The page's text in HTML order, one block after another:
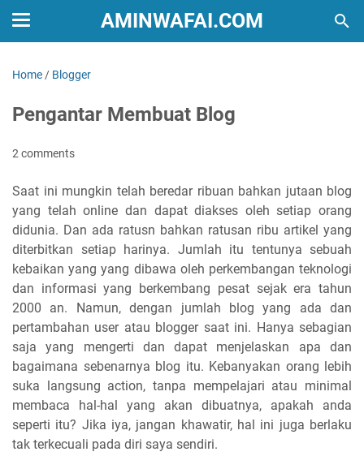
AMINWAFAI.COM
Home / Blogger
Pengantar Membuat Blog
2 comments
Saat ini mungkin telah beredar ribuan bahkan jutaan blog
yang telah online dan dapat diakses oleh setiap orang
didunia. Dan ada ratusn bahkan ratusan ribu artikel yang
diterbitkan setiap harinya. Jumlah itu tentunya sebuah
kebaikan yang yang dibawa oleh perkembangan teknologi
dan informasi yang berkembang pesat sejak era tahun
2000 an. Namun, dengan jumlah blog yang ada dan
pertambahan user atau blogger saat ini. Hanya sebagian
saja yang mengerti dan dapat menjelaskan apa dan
bagaimana sebenarnya blog itu. Kebanyakan orang lebih
suka langsung action, tanpa mempelajari atau minimal
membaca hal-hal yang akan dibuatnya, apakah anda
seperti itu? Jika iya, jangan khawatir, hal ini juga berlaku
tak terkecuali pada diri saya sendiri.